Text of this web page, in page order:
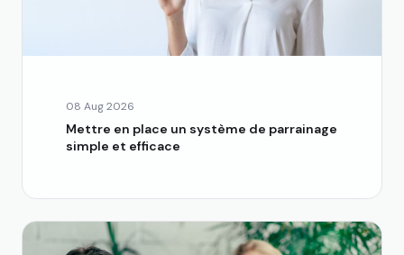
08 Aug 2026
Mettre en place un système de parrainage
simple et efficace